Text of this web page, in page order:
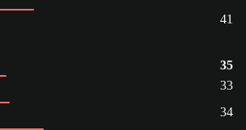
41
35
33
34